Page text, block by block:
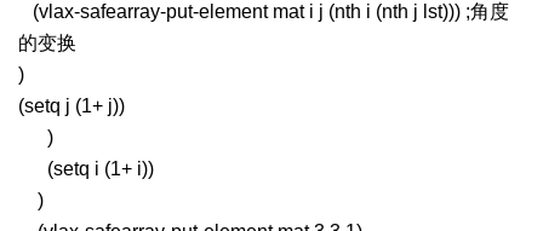
(vlax-safearray-put-element mat i j (nth i (nth j lst))) ;角度
的变换
)
(setq j (1+ j))
)
(setq i (1+ i))
)